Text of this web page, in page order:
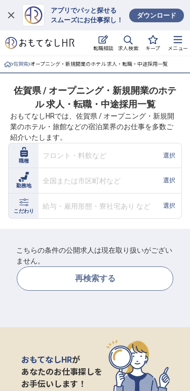
アプリでパッと探せる
スムーズにお仕事探し！
ダウンロード
転職相談 求人検索 キープ メニュー
ログイン
求人・施設を探す
就職・転職 合同説明会
おもてなしHRについて
ご利用の流れ
よくある質問
ホテル・宿泊業界情報コラム
佐賀県 オープニング・新規開業のホテル 求人・転職・中途採用一覧
佐賀県 / オープニング・新規開業のホテ
ル 求人・転職・中途採用一覧
おもてなしHRでは、佐賀県 / オープニング・新規開
業のホテル・旅館などの宿泊業界のお仕事を多数ご
紹介いたします。
職種
フロント・料飲など 選択
勤務地
全国または市区町村など 選択
こだわり
給与・雇用形態・寮社宅あり など 選択
こちらの条件の公開求人は現在取り扱いがござい
ません。
再検索する
おもてなしHRが
あなたのお仕事探しを
お手伝いします！